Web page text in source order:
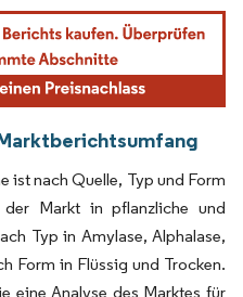
ist nach Quelle, Typ und Form
Markt in pflanzliche und
Typ in Amylase, Alphalase,
Form in Flüssig und Trocken.
eine Analyse des Marktes für